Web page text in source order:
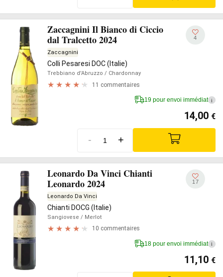
Zaccagnini Il Bianco di Ciccio
dal Tralcetto 2024
Zaccagnini
Colli Pesaresi DOC (Italie)
Trebbiano d'Abruzzo / Chardonnay
11 commentaires
4
19 pour envoi immédiat i
14,00 €
- +
Leonardo Da Vinci Chianti
Leonardo 2024
Leonardo Da Vinci
Chianti DOCG (Italie)
Sangiovese / Merlot
10 commentaires
17
18 pour envoi immédiat i
11,10 €